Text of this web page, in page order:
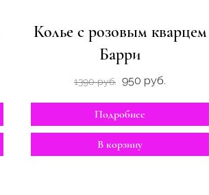
Колье с розовым кварцем
Барри
1390 руб. 950 руб.
Подробнее
В корзину